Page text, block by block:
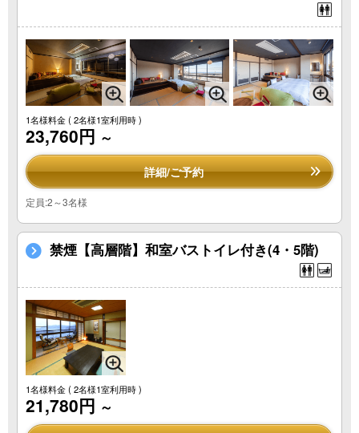
1名様料金( 2名様1室利用時 )
23,760円 ～
詳細/ご予約
定員:2～3名様
禁煙【高層階】和室バストイレ付き(4・5階)
1名様料金( 2名様1室利用時 )
21,780円 ～